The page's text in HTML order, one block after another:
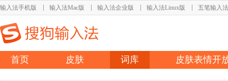
输入法手机版 输入法Mac版 输入法企业版 输入法Linux版 五笔输入法
首页 皮肤 词库 皮肤表情开